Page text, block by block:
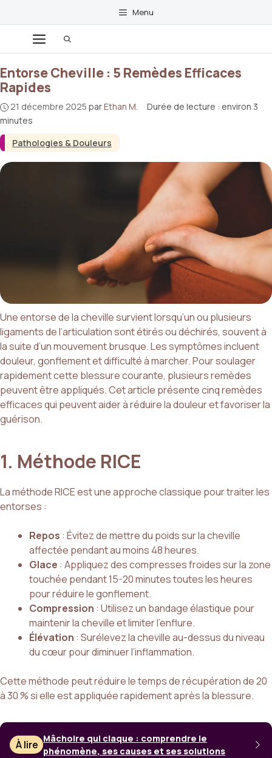
contenu
Menu
Menu
Pathologies & Douleurs
Entorse Cheville : 5 Remèdes Efficaces
Rapides
21 décembre 2025 parEthan M. · Durée de lecture : environ 3
minutes
Une entorse de la cheville survient lorsqu’un ou plusieurs
ligaments de l’articulation sont étirés ou déchirés, souvent à
la suite d’un mouvement brusque. Les symptômes incluent
douleur, gonflement et difficulté à marcher. Pour soulager
rapidement cette blessure courante, plusieurs remèdes
peuvent être appliqués. Cet article présente cinq remèdes
efficaces qui peuvent aider à réduire la douleur et favoriser la
guérison.
1. Méthode RICE
La méthode RICE est une approche classique pour traiter les
entorses :
Repos : Évitez de mettre du poids sur la cheville
affectée pendant au moins 48 heures.
Glace : Appliquez des compresses froides sur la zone
touchée pendant 15-20 minutes toutes les heures
pour réduire le gonflement.
Compression : Utilisez un bandage élastique pour
maintenir la cheville et limiter l’enflure.
Élévation : Surélevez la cheville au-dessus du niveau
du cœur pour diminuer l’inflammation.
Cette méthode peut réduire le temps de récupération de 20
à 30 % si elle est appliquée rapidement après la blessure.
À lire Mâchoire qui claque : comprendre le
phénomène, ses causes et ses solutions